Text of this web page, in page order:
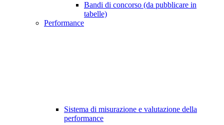
Bandi di concorso (da pubblicare in
tabelle)
Performance
Sistema di misurazione e valutazione della
performance